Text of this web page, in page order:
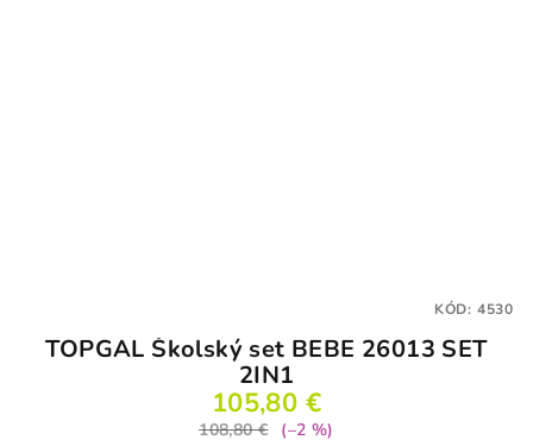
TOPGAL Školský set BEBE 26013 SET
2IN1
105,80 €
108,80 €
(–2 %)
KÓD: 4530